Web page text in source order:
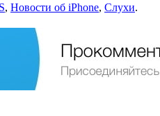
, Новости об iPhone, Слухи.